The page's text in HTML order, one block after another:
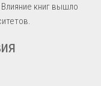
книг вышло